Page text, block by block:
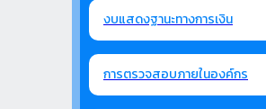
งบแสดงฐานะทางการเงิน
การตรวจสอบภายในองค์กร